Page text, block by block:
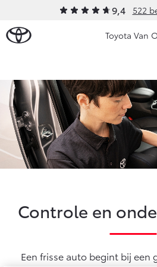
9,4 522
Toyota Van
Ons bedrijf
Ons bedrijf
Historie
Vacatures
Modellen
Aygo X
HYBRIDE
Occasions
Onderhoud
Diensten
Controle en
Een frisse auto begint bij een